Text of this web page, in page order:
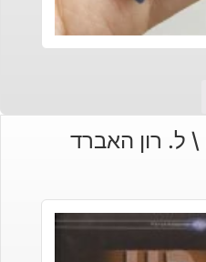
\ ל. רון האברד